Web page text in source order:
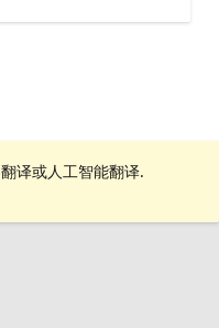
译或人工智能翻译.